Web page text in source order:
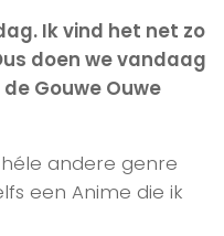
Ik vind het net zo
doen we vandaag
Gouwe Ouwe
andere genre
een Anime die ik